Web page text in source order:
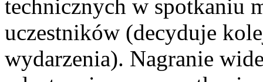
technicznych w spotkaniu
uczestników (decyduje
wydarzenia). Nagranie